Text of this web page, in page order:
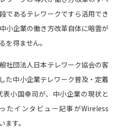
であるテレワークですら活用でき
小企業の働き方改革自体に暗雲が
を得ません。
社団法人日本テレワーク協会の客
た中小企業テレワーク普及・定着
小国幸司が、中小企業の現状と
たインタビュー記事がWireless
す。